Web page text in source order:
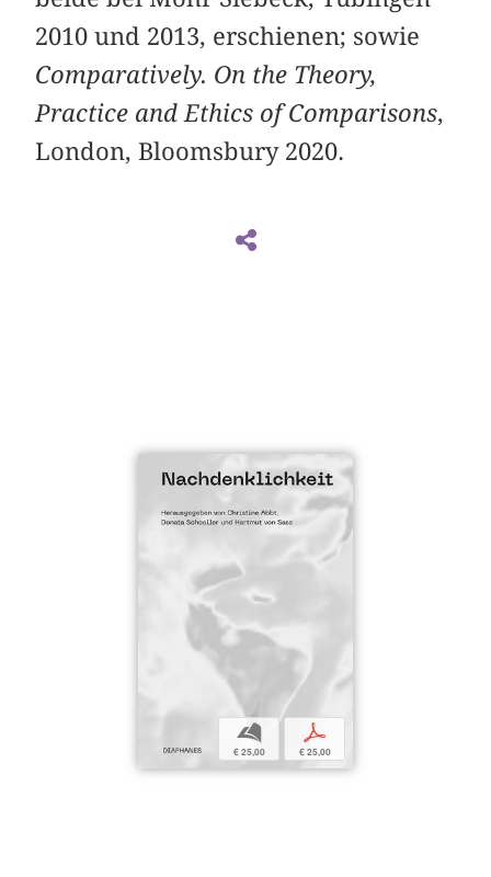
2010 und 2013, erschienen; sowie
Comparatively. On the Theory,
Practice and Ethics of Comparisons,
London, Bloomsbury 2020.
b
€ 25,00
p
€ 25,00